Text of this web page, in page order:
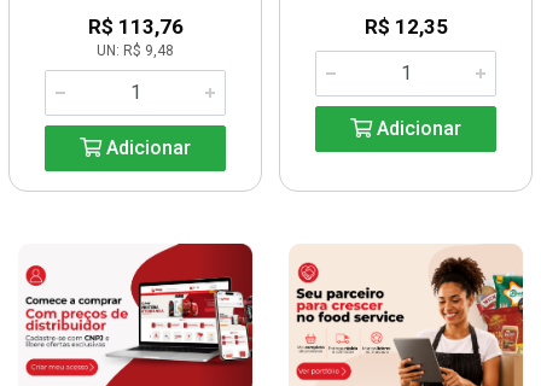
R$ 113,76
UN: R$ 9,48
Adicionar
R$ 12,35
Adicionar